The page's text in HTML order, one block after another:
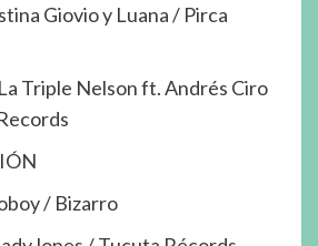
Giovio y Luana / Pirca
Triple Nelson ft. Andrés Ciro
/ Bizarro